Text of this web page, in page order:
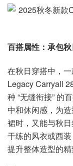
百搭属性：承包
在秋日穿搭中，
Legacy Carryall
种 “无缝衔接” 的
中和休闲感，为
裙时，又能与秋
干练的风衣或西
提升整体造型的精